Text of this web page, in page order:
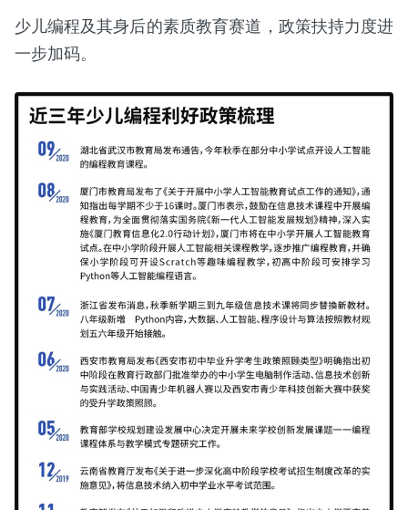
少儿编程及其身后的素质教育赛道，政策扶持力度进
一步加码。